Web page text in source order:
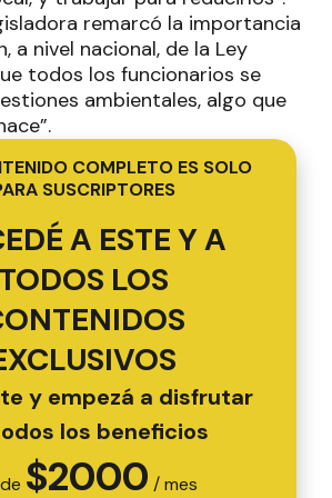
remarcó la importancia
a nivel nacional, de la Ley
todos los funcionarios se
ambientales, algo que
COMPLETO ES SOLO
SUSCRIPTORES
A ESTE Y A
TODOS LOS
y empezá a disfrutar
los beneficios
$2000 / mes